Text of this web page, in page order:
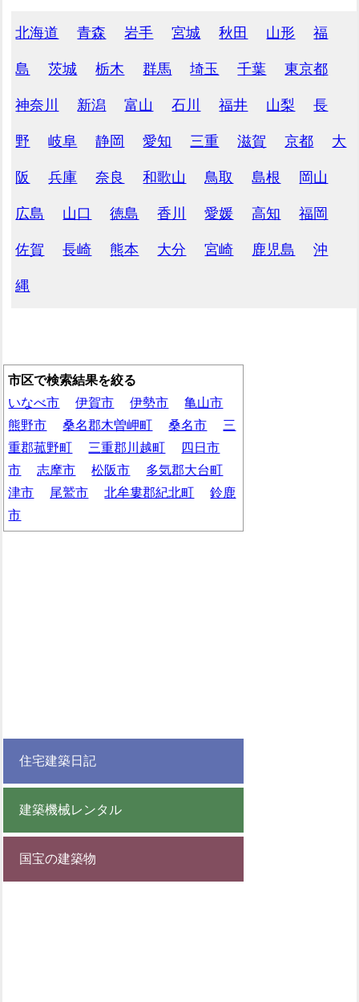
北海道 青森 岩手 宮城 秋田 山形 福
島 茨城 栃木 群馬 埼玉 千葉 東京都
神奈川 新潟 富山 石川 福井 山梨 長
野 岐阜 静岡 愛知 三重 滋賀 京都 大
阪 兵庫 奈良 和歌山 鳥取 島根 岡山
広島 山口 徳島 香川 愛媛 高知 福岡
佐賀 長崎 熊本 大分 宮崎 鹿児島 沖
縄
市区で検索結果を絞る
いなべ市
伊賀市 伊勢市
亀山市
熊野市
桑名郡木曽岬町 桑名市
三
重郡菰野町
三重郡川越町
四日市
市
志摩市 松阪市
多気郡大台町
津市
尾鷲市 北牟婁郡紀北町
鈴鹿
市
住宅建築日記
建築機械レンタル
国宝の建築物